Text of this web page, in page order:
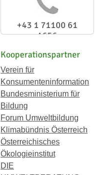
+43 1 71100 61
1656
Kooperationspartner
Verein für
Konsumenteninformation
Bundesministerium für
Bildung
Forum Umweltbildung
Klimabündnis Österreich
Österreichisches
Ökologieinstitut
DIE